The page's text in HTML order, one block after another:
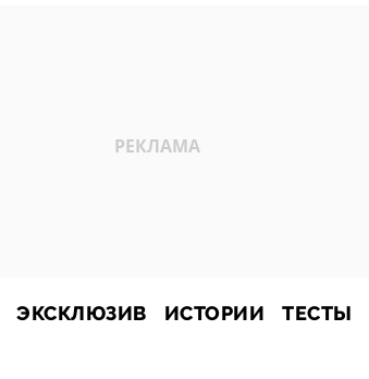
ЭКСКЛЮЗИВ ИСТОРИИ ТЕСТЫ